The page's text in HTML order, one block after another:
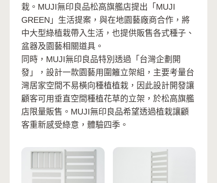
栽。MUJI無印良品松高旗艦店提出「MUJI
GREEN」生活提案，與在地園藝廠商合作，將
中大型綠植栽帶入生活，也提供販售各式種子、
盆器及園藝相關道具。
同時，MUJI無印良品特別透過「台灣企劃開
發」，設計一款園藝用圍籬立架組，主要考量台
灣居家空間不易橫向種植植栽，因此設計開發讓
顧客可用垂直空間種植花草的立架，於松高旗艦
店限量販售。MUJI無印良品希望透過植栽讓顧
客重新感受綠意，體驗四季。